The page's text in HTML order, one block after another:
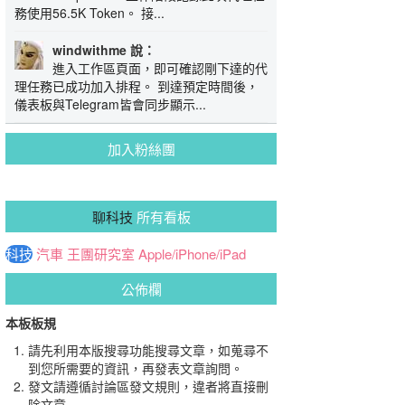
務使用56.5K Token。 接...
windwithme 說：
進入工作區頁面，即可確認剛下達的代
理任務已成功加入排程。 到達預定時間後，
儀表板與Telegram皆會同步顯示...
加入粉絲團
聊科技 所有看板
科技汽車 王團研究室 Apple/iPhone/iPad
公佈欄
本板板規
請先利用本版搜尋功能搜尋文章，如蒐尋不
到您所需要的資訊，再發表文章詢問。
發文請遵循討論區發文規則，違者將直接刪